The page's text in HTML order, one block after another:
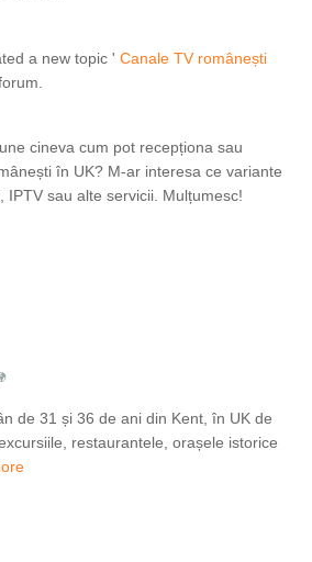
a new topic ' Canale TV românești
cineva cum pot recepționa sau
în UK? M-ar interesa ce variante
IPTV sau alte servicii. Mulțumesc!
de 31 și 36 de ani din Kent, în UK de
restaurantele, orașele istorice